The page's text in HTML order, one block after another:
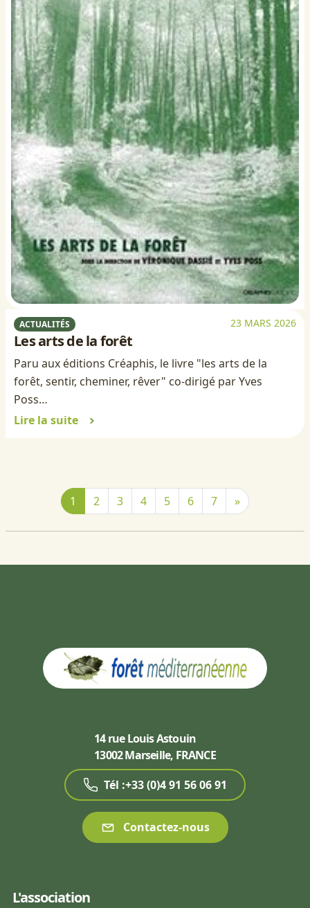
ACTUALITÉS 23 MARS 2026
Les arts de la forêt
Paru aux éditions Créaphis, le livre "les arts de la
forêt, sentir, cheminer, rêver" co-dirigé par Yves
Poss…
Lire la suite
1 2 3 4 5 6 7 »
14 rue Louis Astouin
13002 Marseille, FRANCE
Tél :+33 (0)4 91 56 06 91
Contactez-nous
L'association